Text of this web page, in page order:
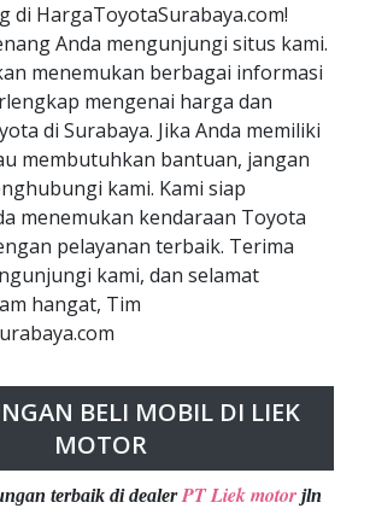
di HargaToyotaSurabaya.com!
Anda mengunjungi situs kami.
menemukan berbagai informasi
mengenai harga dan
di Surabaya. Jika Anda memiliki
membutuhkan bantuan, jangan
kami. Kami siap
menemukan kendaraan Toyota
pelayanan terbaik. Terima
kami, dan selamat
hangat, Tim
BELI MOBIL DI LIEK
MOTOR
terbaik di dealerPT Liek motor jln